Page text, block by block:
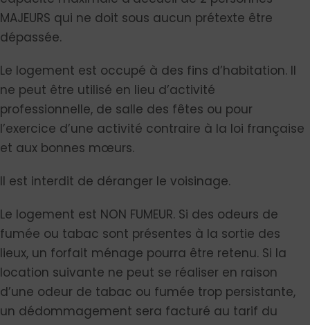
MAJEURS qui ne doit sous aucun prétexte être
dépassée.
Le logement est occupé à des fins d’habitation. Il
ne peut être utilisé en lieu d’activité
professionnelle, de salle des fêtes ou pour
l’exercice d’une activité contraire à la loi française
et aux bonnes mœurs.
Il est interdit de déranger le voisinage.
Le logement est NON FUMEUR. Si des odeurs de
fumée ou tabac sont présentes à la sortie des
lieux, un forfait ménage pourra être retenu. Si la
location suivante ne peut se réaliser en raison
d’une odeur de tabac ou fumée trop persistante,
un dédommagement sera facturé au tarif du